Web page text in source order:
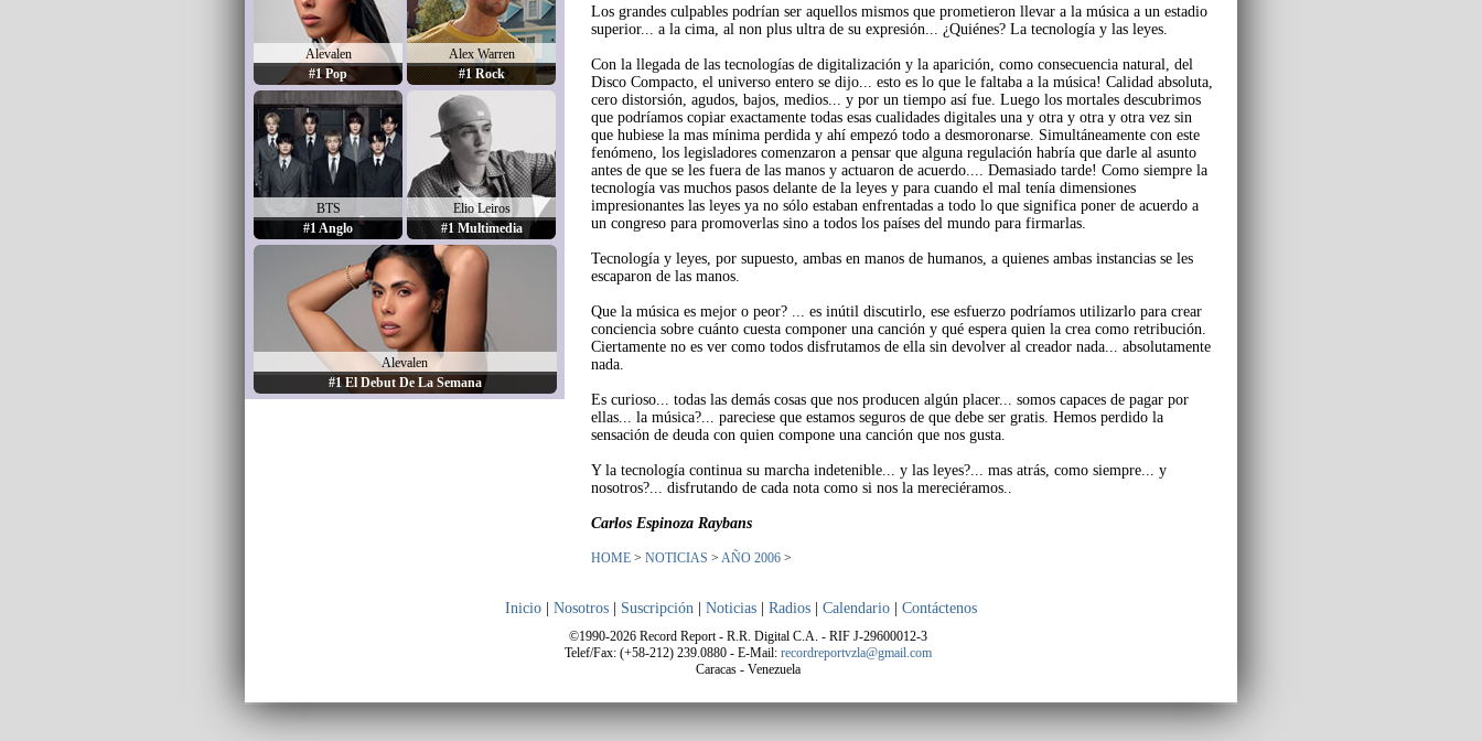
Alevalen
#1 Pop
Alex Warren
#1 Rock
BTS
#1 Anglo
Elio Leiros
#1 Multimedia
Alevalen
#1 El Debut De La Semana
Los grandes culpables podrían ser aquellos mismos que prometieron llevar a la música a un estadio
superior... a la cima, al non plus ultra de su expresión... ¿Quiénes? La tecnología y las leyes.
Con la llegada de las tecnologías de digitalización y la aparición, como consecuencia natural, del
Disco Compacto, el universo entero se dijo... esto es lo que le faltaba a la música! Calidad absoluta,
cero distorsión, agudos, bajos, medios... y por un tiempo así fue. Luego los mortales descubrimos
que podríamos copiar exactamente todas esas cualidades digitales una y otra y otra y otra vez sin
que hubiese la mas mínima perdida y ahí empezó todo a desmoronarse. Simultáneamente con este
fenómeno, los legisladores comenzaron a pensar que alguna regulación habría que darle al asunto
antes de que se les fuera de las manos y actuaron de acuerdo.... Demasiado tarde! Como siempre la
tecnología vas muchos pasos delante de la leyes y para cuando el mal tenía dimensiones
impresionantes las leyes ya no sólo estaban enfrentadas a todo lo que significa poner de acuerdo a
un congreso para promoverlas sino a todos los países del mundo para firmarlas.
Tecnología y leyes, por supuesto, ambas en manos de humanos, a quienes ambas instancias se les
escaparon de las manos.
Que la música es mejor o peor? ... es inútil discutirlo, ese esfuerzo podríamos utilizarlo para crear
conciencia sobre cuánto cuesta componer una canción y qué espera quien la crea como retribución.
Ciertamente no es ver como todos disfrutamos de ella sin devolver al creador nada... absolutamente
nada.
Es curioso... todas las demás cosas que nos producen algún placer... somos capaces de pagar por
ellas... la música?... pareciese que estamos seguros de que debe ser gratis. Hemos perdido la
sensación de deuda con quien compone una canción que nos gusta.
Y la tecnología continua su marcha indetenible... y las leyes?... mas atrás, como siempre... y
nosotros?... disfrutando de cada nota como si nos la mereciéramos..
Carlos Espinoza Raybans
HOME > NOTICIAS > AÑO 2006 >
Inicio Nosotros Suscripción Noticias Radios Calendario Contáctenos
©1990-2026 Record Report - R.R. Digital C.A. - RIF J-29600012-3
Telef/Fax: (+58-212) 239.0880 - E-Mail: recordreportvzla@gmail.com
Caracas - Venezuela